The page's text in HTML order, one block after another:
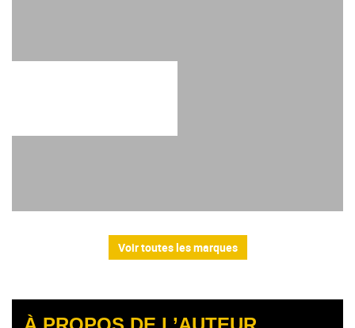
Voir toutes les marques